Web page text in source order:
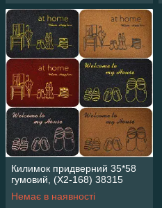
Килимок придверний 35*58
гумовий, (X2-168) 38315
Немає в наявності